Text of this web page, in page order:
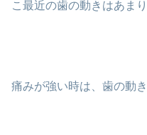
こ最近の歯の動きはあま
痛みが強い時は、歯の動